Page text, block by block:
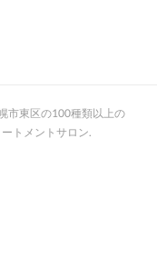
東区の100種類以上の
トメントサロン.